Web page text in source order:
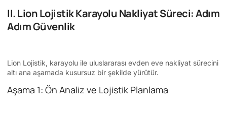
II. Lion Lojistik Karayolu Nakliyat Süreci: Adım
Adım Güvenlik
Lion Lojistik, karayolu ile uluslararası evden eve nakliyat sürecini
altı ana aşamada kusursuz bir şekilde yürütür.
Aşama 1: Ön Analiz ve Lojistik Planlama